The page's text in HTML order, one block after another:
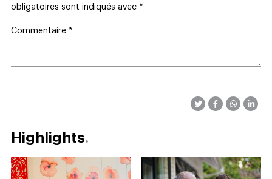
obligatoires sont indiqués avec *
Commentaire *
Highlights